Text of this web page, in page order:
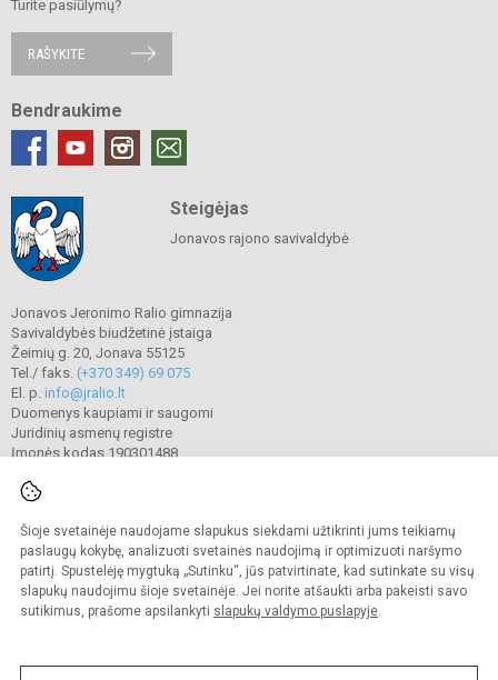
Šioje svetainėje naudojame slapukus siekdami užtikrinti jums teikiamų
paslaugų kokybę, analizuoti svetainės naudojimą ir optimizuoti naršymo
patirtį. Spustelėję mygtuką „Sutinku“, jūs patvirtinate, kad sutinkate su visų
slapukų naudojimu šioje svetainėje. Jei norite atšaukti arba pakeisti savo
sutikimus, prašome apsilankyti slapukų valdymo puslapyje.
Turite pasiūlymų?
RAŠYKITE
Bendraukime
Steigėjas
Jonavos rajono savivaldybė
Jonavos Jeronimo Ralio gimnazija
Savivaldybės biudžetinė įstaiga
Žeimių g. 20, Jonava 55125
Tel./ faks. (+370 349) 69 075
El. p. info@jralio.lt
Duomenys kaupiami ir saugomi
Juridinių asmenų registre
Įmonės kodas 190301488
© 2023. Jonavos Jeronimo Ralio gimnazija. Visos teisės saugomos.
Kopijuoti turinį be raštiško gimnazijos sutikimo griežtai draudžiama.
Prieinamumo paraiška Slapukų valdymas
Sumanus būdas atnaujinti